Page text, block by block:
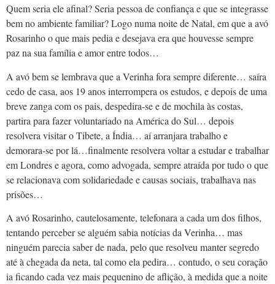
Quem seria ele afinal? Seria pessoa de confiança e que se integrasse
bem no ambiente familiar? Logo numa noite de Natal, em que a avó
Rosarinho o que mais pedia e desejava era que houvesse sempre
paz na sua família e amor entre todos…
A avó bem se lembrava que a Verinha fora sempre diferente… saíra
cedo de casa, aos 19 anos interrompera os estudos, e depois de uma
breve zanga com os pais, despedira-se e de mochila às costas,
partira para fazer voluntariado na América do Sul… depois
resolvera visitar o Tibete, a Índia… aí arranjara trabalho e
demorara-se por lá…finalmente resolvera voltar a estudar e trabalhar
em Londres e agora, como advogada, sempre atraída por tudo o que
se relacionava com solidariedade e causas sociais, trabalhava nas
prisões…
A avó Rosarinho, cautelosamente, telefonara a cada um dos filhos,
tentando perceber se alguém sabia notícias da Verinha… mas
ninguém parecia saber de nada, pelo que resolveu manter segredo
até à chegada da neta, tal como ela pedira… contudo, o seu coração
ia ficando cada vez mais pequenino de aflição, à medida que a noite